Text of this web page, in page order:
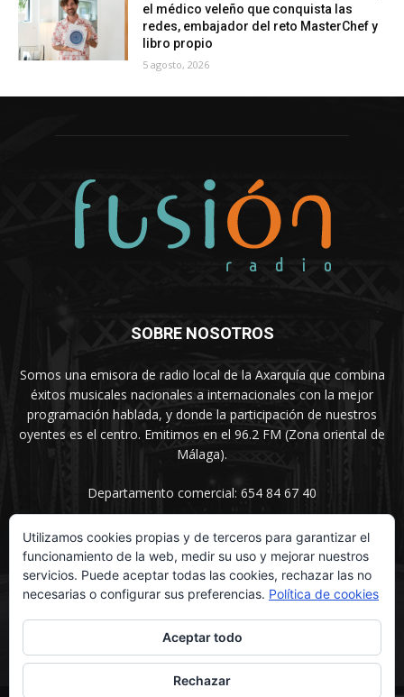
el médico veleño que conquista las
redes, embajador del reto MasterChef y
libro propio
5 agosto, 2026
SOBRE NOSOTROS
Somos una emisora de radio local de la Axarquía que combina
éxitos musicales nacionales a internacionales con la mejor
programación hablada, y donde la participación de nuestros
oyentes es el centro. Emitimos en el 96.2 FM (Zona oriental de
Málaga).
Departamento comercial: 654 84 67 40
SÍGUENOS
Utilizamos cookies propias y de terceros para garantizar el
funcionamiento de la web, medir su uso y mejorar nuestros
servicios. Puede aceptar todas las cookies, rechazar las no
necesarias o configurar sus preferencias. Política de cookies
Aceptar todo
Rechazar